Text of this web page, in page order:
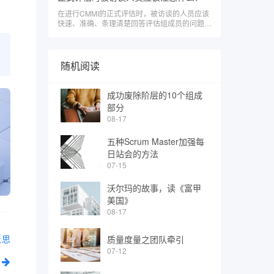
部原因 已解决 ...
在进行CMMI的正式评估时，被访谈的人员应该
快速、准确、条理清楚回答评估组成员的问题，
问题。 有的被访谈人员可能是由于紧张，没有
听清楚评估组的成员问的是什么问题，就答非所
义时，可以要求评估组的成员对问题做出进一步
的解释
随机阅读
成功废除阶层的10个组成
部分
08-17
五种Scrum Master加强每
日站会的方法
07-15
沃尔玛的故事，读《富甲
美国》
08-17
质量度量之团队牵引
07-12